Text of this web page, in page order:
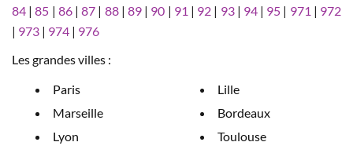
84 |85 | 86|87 | 88| 89| 90 | 91 | 92 | 93| 94| 95 | 971 | 972
| 973 | 974 | 976
Les grandes villes :
Paris
Marseille
Lyon
Lille
Bordeaux
Toulouse